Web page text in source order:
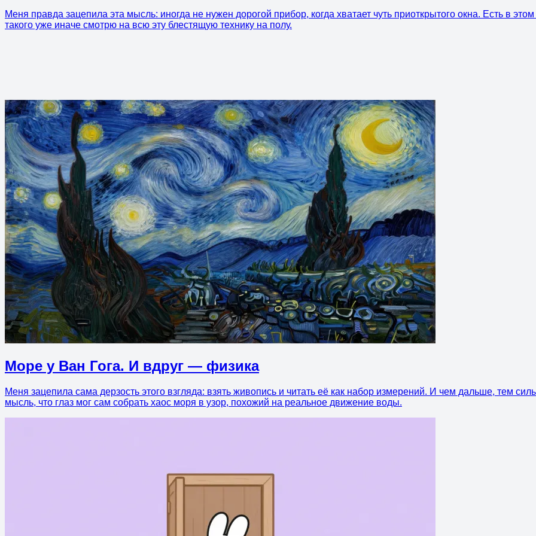
Меня правда зацепила эта мысль: иногда не нужен дорогой прибор, когда хватает чуть приоткрытого окна. Есть в
такого уже иначе смотрю на всю эту блестящую технику на полу.
Море у Ван Гога. И вдруг — физика
Меня зацепила сама дерзость этого взгляда: взять живопись и читать её как набор измерений. И чем дальше, тем
мысль, что глаз мог сам собрать хаос моря в узор, похожий на реальное движение воды.